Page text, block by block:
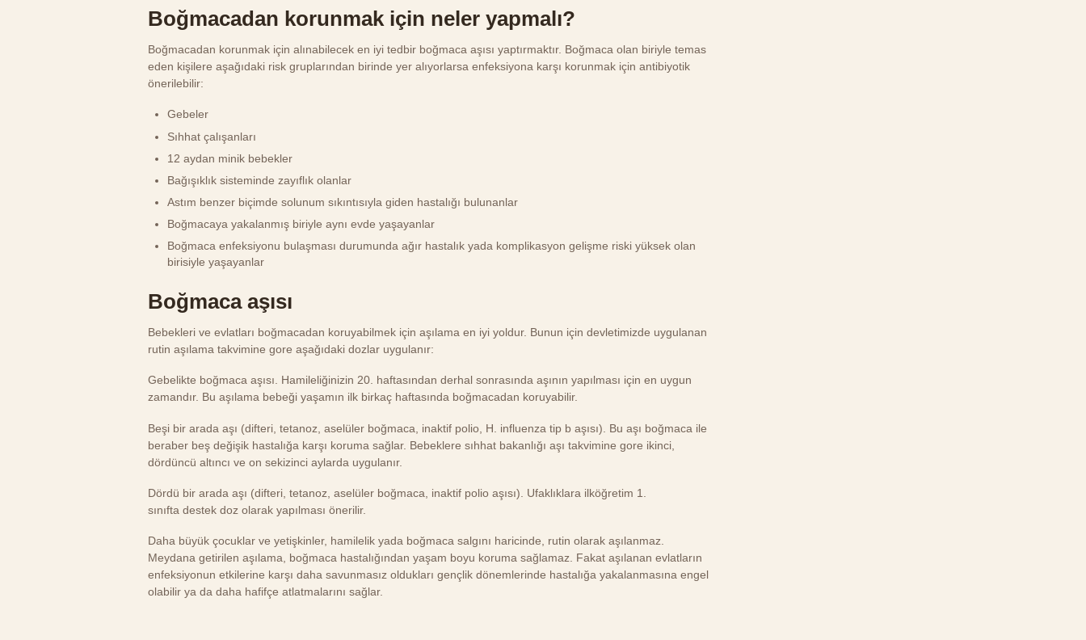
Boğmacadan korunmak için neler yapmalı?
Boğmacadan korunmak için alınabilecek en iyi tedbir boğmaca aşısı yaptırmaktır. Boğmaca olan biriyle temas
eden kişilere aşağıdaki risk gruplarından birinde yer alıyorlarsa enfeksiyona karşı korunmak için antibiyotik
önerilebilir:
Gebeler
Sıhhat çalışanları
12 aydan minik bebekler
Bağışıklık sisteminde zayıflık olanlar
Astım benzer biçimde solunum sıkıntısıyla giden hastalığı bulunanlar
Boğmacaya yakalanmış biriyle aynı evde yaşayanlar
Boğmaca enfeksiyonu bulaşması durumunda ağır hastalık yada komplikasyon gelişme riski yüksek olan
birisiyle yaşayanlar
Boğmaca aşısı
Bebekleri ve evlatları boğmacadan koruyabilmek için aşılama en iyi yoldur. Bunun için devletimizde uygulanan
rutin aşılama takvimine gore aşağıdaki dozlar uygulanır:
Gebelikte boğmaca aşısı. Hamileliğinizin 20. haftasından derhal sonrasında aşının yapılması için en uygun
zamandır. Bu aşılama bebeği yaşamın ilk birkaç haftasında boğmacadan koruyabilir.
Beşi bir arada aşı (difteri, tetanoz, aselüler boğmaca, inaktif polio, H. influenza tip b aşısı). Bu aşı boğmaca ile
beraber beş değişik hastalığa karşı koruma sağlar. Bebeklere sıhhat bakanlığı aşı takvimine gore ikinci,
dördüncü altıncı ve on sekizinci aylarda uygulanır.
Dördü bir arada aşı (difteri, tetanoz, aselüler boğmaca, inaktif polio aşısı). Ufaklıklara ilköğretim 1.
sınıfta destek doz olarak yapılması önerilir.
Daha büyük çocuklar ve yetişkinler, hamilelik yada boğmaca salgını haricinde, rutin olarak aşılanmaz.
Meydana getirilen aşılama, boğmaca hastalığından yaşam boyu koruma sağlamaz. Fakat aşılanan evlatların
enfeksiyonun etkilerine karşı daha savunmasız oldukları gençlik dönemlerinde hastalığa yakalanmasına engel
olabilir ya da daha hafifçe atlatmalarını sağlar.